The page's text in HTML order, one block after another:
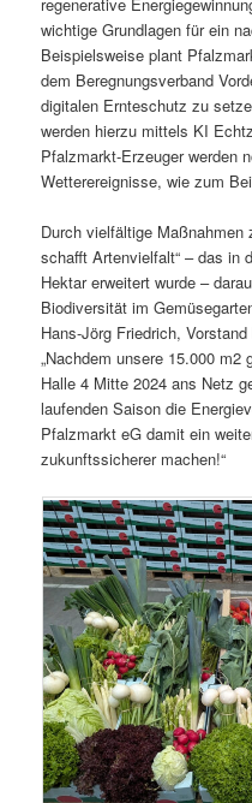
wichtige Grundlagen für ein
Beispielsweise plant
dem Beregnungsverband
digitalen Ernteschutz zu
werden hierzu mittels KI
Pfalzmarkt-Erzeuger werden
Wetterereignisse, wie zum
Durch vielfältige
schafft Artenvielfalt“ – das in
Hektar erweitert wurde –
Biodiversität im
Hans-Jörg Friedrich,
„Nachdem unsere 15.000
Halle 4 Mitte 2024 ans Netz
laufenden Saison die
Pfalzmarkt eG damit ein
zukunftssicherer machen!“